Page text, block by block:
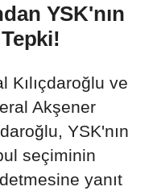
YSK'nın
Kılıçdaroğlu ve
Akşener
YSK'nın
seçiminin
yanıt